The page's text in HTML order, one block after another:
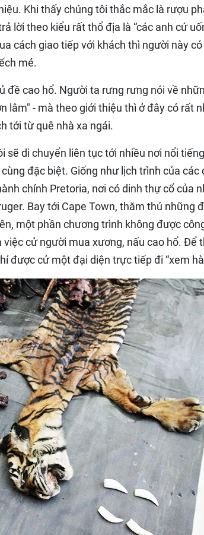
Khi thấy chúng tôi thắc mắc là rượu
lời theo kiểu rất thổ địa là “các anh cứ
cách giao tiếp với khách thì người này
mé.
đề cao hổ. Người ta rưng rưng nói về
lâm" - mà theo giới thiệu thì ở đây có rất
tới từ quê nhà xa ngái.
sẽ di chuyển liên tục tới nhiều nơi nổi
đặc biệt. Giống như lịch trình của các
chính Pretoria, nơi có dinh thự cổ của
Bay tới Cape Town, thăm thú những
một phần chương trình không được
cử người mua xương, nấu cao hổ. Để
được cử một đại diện trực tiếp đi “xem